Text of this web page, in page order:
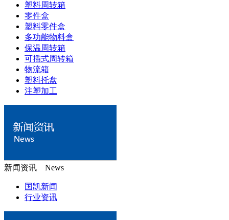
塑料周转箱
零件盒
塑料零件盒
多功能物料盒
保温周转箱
可插式周转箱
物流箱
塑料托盘
注塑加工
新闻资讯 News
国凯新闻
行业资讯